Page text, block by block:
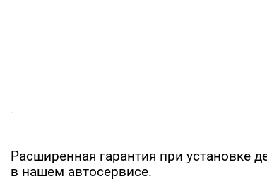
Расширенная гарантия при установке
в нашем автосервисе.